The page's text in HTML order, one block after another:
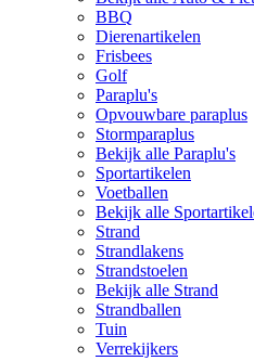
BBQ
Dierenartikelen
Frisbees
Golf
Paraplu's
Opvouwbare paraplus
Stormparaplus
Bekijk alle Paraplu's
Sportartikelen
Voetballen
Bekijk alle
Strand
Strandlakens
Strandstoelen
Bekijk alle Strand
Strandballen
Tuin
Verrekijkers